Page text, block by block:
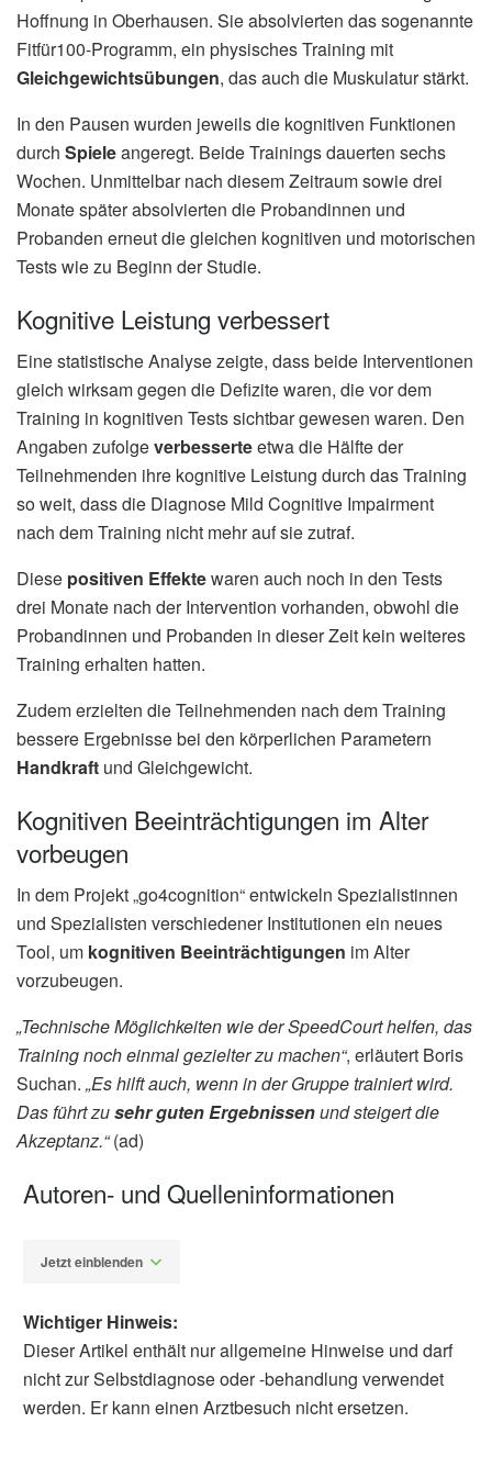
Hoffnung in Oberhausen. Sie absolvierten das sogenannte
Fitfür100-Programm, ein physisches Training mit
Gleichgewichtsübungen, das auch die Muskulatur stärkt.
In den Pausen wurden jeweils die kognitiven Funktionen
durch Spieleangeregt. Beide Trainings dauerten sechs
Wochen. Unmittelbar nach diesem Zeitraum sowie drei
Monate später absolvierten die Probandinnen und
Probanden erneut die gleichen kognitiven und motorischen
Tests wie zu Beginn der Studie.
Kognitive Leistung verbessert
Eine statistische Analyse zeigte, dass beide Interventionen
gleich wirksam gegen die Defizite waren, die vor dem
Training in kognitiven Tests sichtbar gewesen waren. Den
Angaben zufolgeverbesserteetwa die Hälfte der
Teilnehmenden ihre kognitive Leistung durch das Training
so weit, dass die Diagnose Mild Cognitive Impairment
nach dem Training nicht mehr auf sie zutraf.
Diese positiven Effektewaren auch noch in den Tests
drei Monate nach der Intervention vorhanden, obwohl die
Probandinnen und Probanden in dieser Zeit kein weiteres
Training erhalten hatten.
Zudem erzielten die Teilnehmenden nach dem Training
bessere Ergebnisse bei den körperlichen Parametern
Handkraft und Gleichgewicht.
Kognitiven Beeinträchtigungen im Alter
vorbeugen
In dem Projekt „go4cognition“ entwickeln Spezialistinnen
und Spezialisten verschiedener Institutionen ein neues
Tool, um kognitiven Beeinträchtigungen im Alter
vorzubeugen.
„Technische Möglichkeiten wie der SpeedCourt helfen, das
Training noch einmal gezielter zu machen“, erläutert Boris
Suchan. „Es hilft auch, wenn in der Gruppe trainiert wird.
Das führt zusehr guten Ergebnissenund steigert die
Akzeptanz.“(ad)
Autoren- und Quelleninformationen
Jetzt einblenden
Wichtiger Hinweis:
Dieser Artikel enthält nur allgemeine Hinweise und darf
nicht zur Selbstdiagnose oder -behandlung verwendet
werden. Er kann einen Arztbesuch nicht ersetzen.